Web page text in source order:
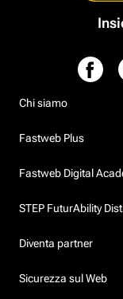
Chi siamo
Fastweb Plus
Fastweb Digital
STEP FuturAbility
Diventa partner
Sicurezza sul Web